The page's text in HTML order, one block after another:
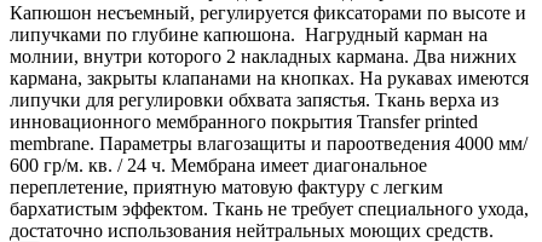
Капюшон несъемный, регулируется фиксаторами по высоте и
липучками по глубине капюшона. Нагрудный карман на
молнии, внутри которого 2 накладных кармана. Два нижних
кармана, закрыты клапанами на кнопках. На рукавах имеются
липучки для регулировки обхвата запястья. Ткань верха из
инновационного мембранного покрытия Transfer printed
membrane. Параметры влагозащиты и пароотведения 4000 мм/
600 гр/м. кв. / 24 ч. Мембрана имеет диагональное
переплетение, приятную матовую фактуру с легким
бархатистым эффектом. Ткань не требует специального ухода,
достаточно использования нейтральных моющих средств.